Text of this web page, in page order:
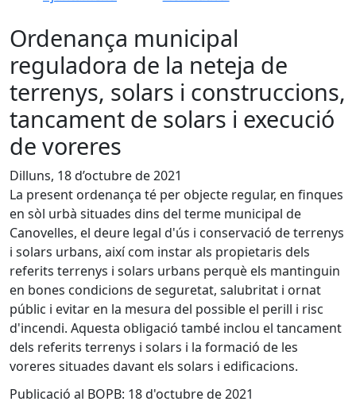
Ordenança municipal
reguladora de la neteja de
terrenys, solars i construccions,
tancament de solars i execució
de voreres
Dilluns, 18 d’octubre de 2021
La present ordenança té per objecte regular, en finques
en sòl urbà situades dins del terme municipal de
Canovelles, el deure legal d'ús i conservació de terrenys
i solars urbans, així com instar als propietaris dels
referits terrenys i solars urbans perquè els mantinguin
en bones condicions de seguretat, salubritat i ornat
públic i evitar en la mesura del possible el perill i risc
d'incendi. Aquesta obligació també inclou el tancament
dels referits terrenys i solars i la formació de les
voreres situades davant els solars i edificacions.
Publicació al BOPB: 18 d'octubre de 2021